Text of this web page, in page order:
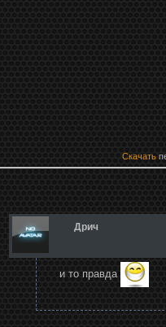
Скачать
Дрич
и то правда